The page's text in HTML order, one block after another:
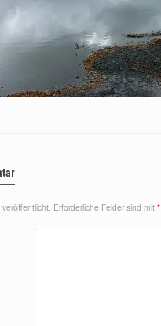
Erforderliche Felder sind mit *